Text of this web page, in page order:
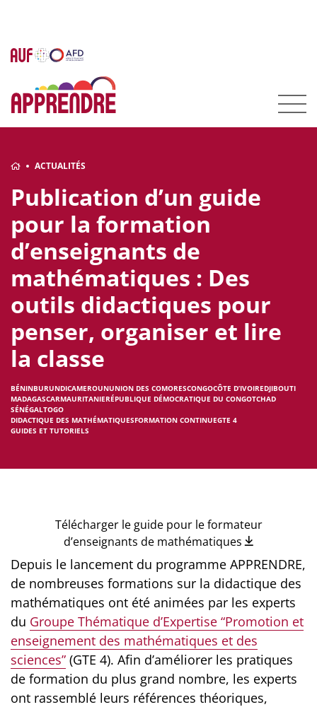
ACTUALITÉS
Publication d’un guide
pour la formation
d’enseignants de
mathématiques : Des
outils didactiques pour
penser, organiser et lire
la classe
BÉNINBURUNDICAMEROUNUNION DES COMORESCONGOCÔTE D’IVOIREDJIBOUTI
MADAGASCARMAURITANIERÉPUBLIQUE DÉMOCRATIQUE DU CONGOTCHAD
SÉNÉGALTOGO
DIDACTIQUE DES MATHÉMATIQUESFORMATION CONTINUEGTE 4
GUIDES ET TUTORIELS
Télécharger le guide pour le formateur
d’enseignants de mathématiques
Depuis le lancement du programme APPRENDRE,
de nombreuses formations sur la didactique des
mathématiques ont été animées par les experts
du Groupe Thématique d’Expertise “Promotion et
enseignement des mathématiques et des
sciences” (GTE 4). Afin d’améliorer les pratiques
de formation du plus grand nombre, les experts
ont rassemblé leurs références théoriques,